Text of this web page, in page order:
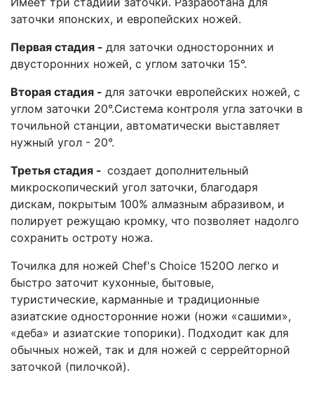
заточки японских, и европейских ножей.
Первая стадия - для заточки односторонних и
двусторонних ножей, с углом заточки 15°.
Вторая стадия - для заточки европейских ножей, с
углом заточки 20°.Система контроля угла заточки в
точильной станции, автоматически выставляет
нужный угол - 20°.
Третья стадия - создает дополнительный
микроскопический угол заточки, благодаря
дискам, покрытым 100% алмазным абразивом, и
полирует режущаю кромку, что позволяет надолго
сохранить остроту ножа.
Точилка для ножей Chef's Choice 1520O легко и
быстро заточит кухонные, бытовые,
туристические, карманные и традиционные
азиатские односторонние ножи (ножи «сашими»,
«деба» и азиатские топорики). Подходит как для
обычных ножей, так и для ножей с серрейторной
заточкой (пилочкой).